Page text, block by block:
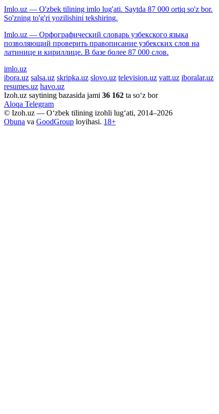
Imlo.uz — O'zbek tilining imlo lug'ati. Saytda 87 000 ortiq so'z bor.
So'zning to'g'ri yozilishini tekshiring.
Imlo.uz — Орфографический словарь узбекского языка
позволяющий проверить правописание узбекских слов на
латинице и кириллице. В базе более 87 000 слов.
imlo.uz
ibora.uz salsa.uz skripka.uz slovo.uz television.uz vatt.uz iboralar.uz
resumes.uz havo.uz
Izoh.uz saytining bazasida jami 36 162 ta so‘z bor
Aloqa Telegram
© Izoh.uz — O‘zbek tilining izohli lug‘ati, 2014–2026
Obuna va GoodGroup loyihasi. 18+